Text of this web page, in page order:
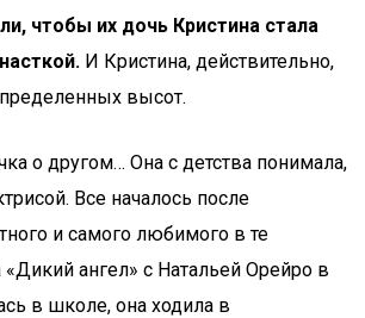
чтобы их дочь Кристина стала
И Кристина, действительно,
высот.
о другом… Она с детства понимала,
Все началось после
и самого любимого в те
ангел» с Натальей Орейро в
в школе, она ходила в